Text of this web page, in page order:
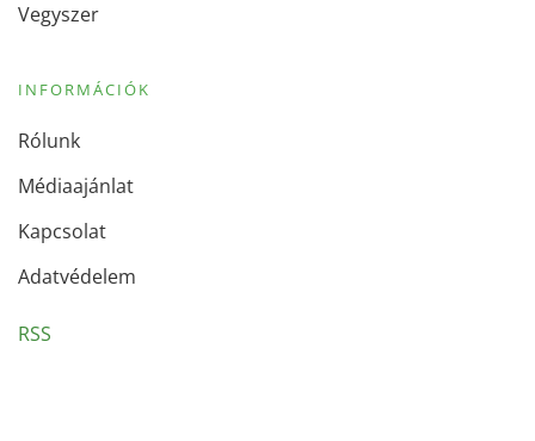
Vegyszer
INFORMÁCIÓK
Rólunk
Médiaajánlat
Kapcsolat
Adatvédelem
RSS